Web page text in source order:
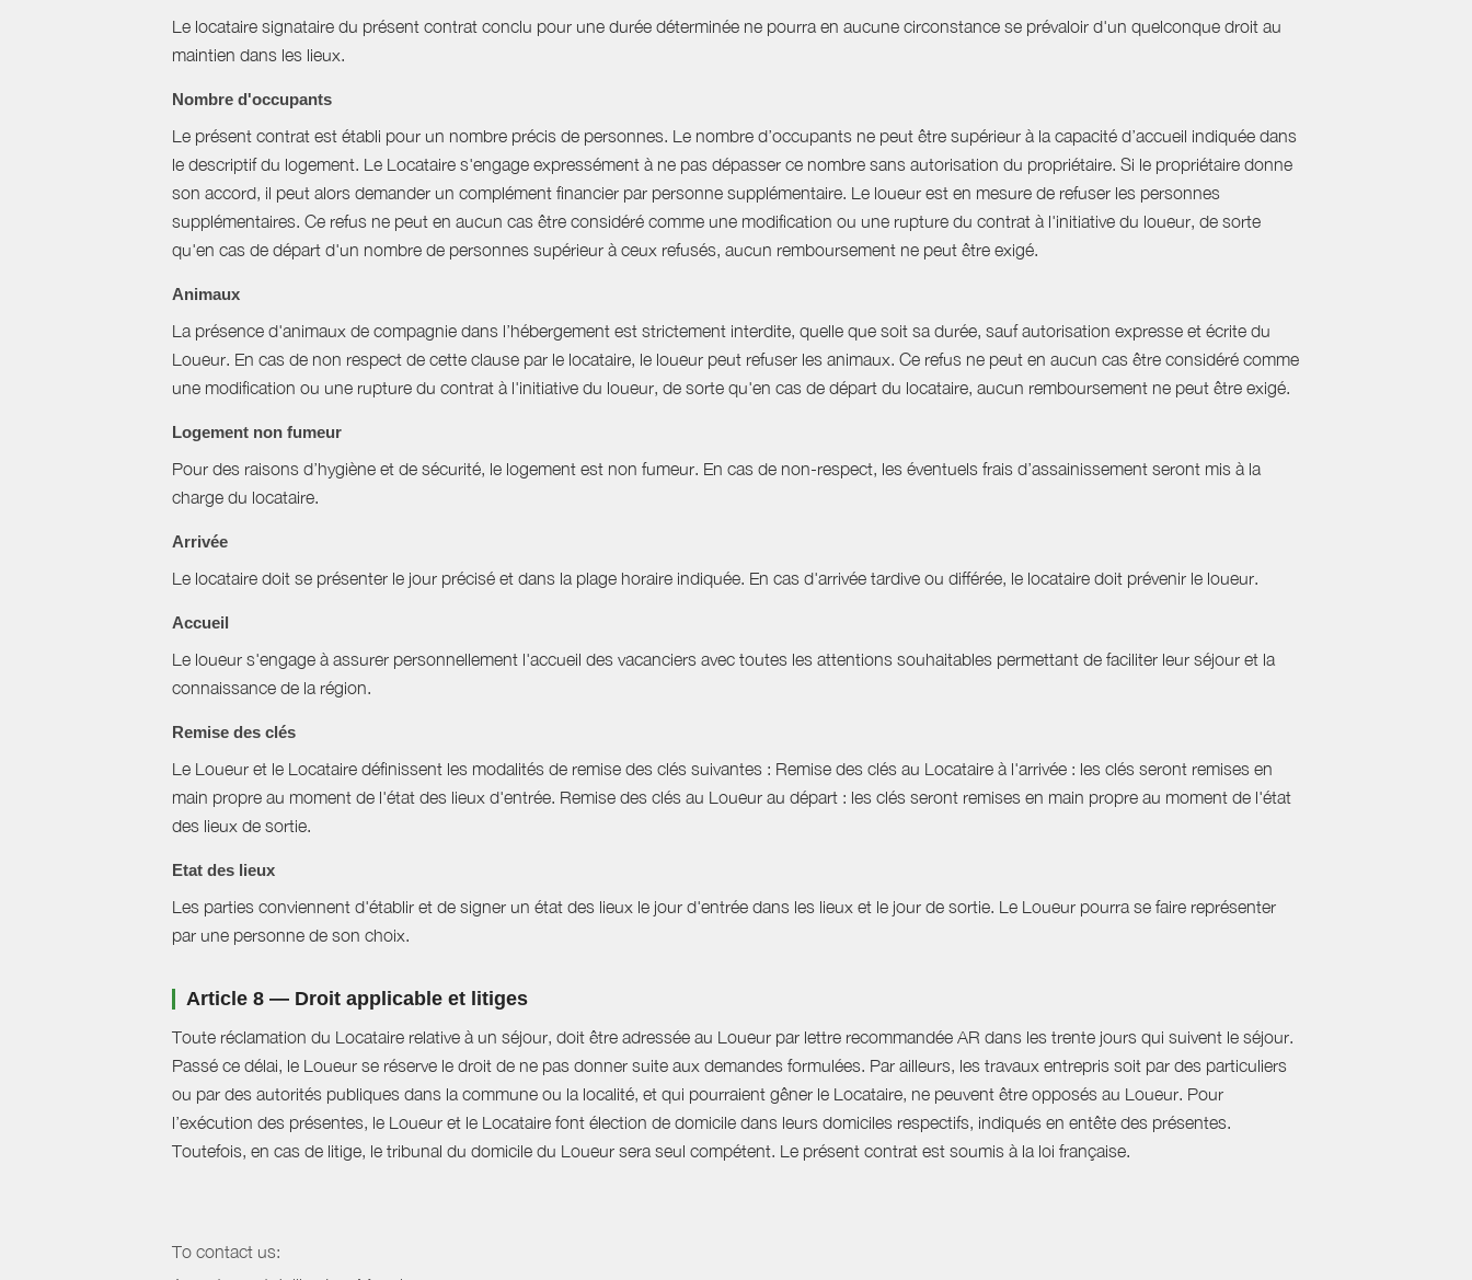
Le locataire signataire du présent contrat conclu pour une durée déterminée ne pourra en aucune circonstance se prévaloir d'un quelconque droit au
maintien dans les lieux.
Nombre d'occupants
Le présent contrat est établi pour un nombre précis de personnes. Le nombre d’occupants ne peut être supérieur à la capacité d’accueil indiquée dans
le descriptif du logement. Le Locataire s'engage expressément à ne pas dépasser ce nombre sans autorisation du propriétaire. Si le propriétaire donne
son accord, il peut alors demander un complément financier par personne supplémentaire. Le loueur est en mesure de refuser les personnes
supplémentaires. Ce refus ne peut en aucun cas être considéré comme une modification ou une rupture du contrat à l'initiative du loueur, de sorte
qu'en cas de départ d'un nombre de personnes supérieur à ceux refusés, aucun remboursement ne peut être exigé.
Animaux
La présence d'animaux de compagnie dans l’hébergement est strictement interdite, quelle que soit sa durée, sauf autorisation expresse et écrite du
Loueur. En cas de non respect de cette clause par le locataire, le loueur peut refuser les animaux. Ce refus ne peut en aucun cas être considéré comme
une modification ou une rupture du contrat à l'initiative du loueur, de sorte qu'en cas de départ du locataire, aucun remboursement ne peut être exigé.
Logement non fumeur
Pour des raisons d’hygiène et de sécurité, le logement est non fumeur. En cas de non-respect, les éventuels frais d’assainissement seront mis à la
charge du locataire.
Arrivée
Le locataire doit se présenter le jour précisé et dans la plage horaire indiquée. En cas d'arrivée tardive ou différée, le locataire doit prévenir le loueur.
Accueil
Le loueur s'engage à assurer personnellement l'accueil des vacanciers avec toutes les attentions souhaitables permettant de faciliter leur séjour et la
connaissance de la région.
Remise des clés
Le Loueur et le Locataire définissent les modalités de remise des clés suivantes : Remise des clés au Locataire à l'arrivée : les clés seront remises en
main propre au moment de l'état des lieux d'entrée. Remise des clés au Loueur au départ : les clés seront remises en main propre au moment de l'état
des lieux de sortie.
Etat des lieux
Les parties conviennent d'établir et de signer un état des lieux le jour d'entrée dans les lieux et le jour de sortie. Le Loueur pourra se faire représenter
par une personne de son choix.
Article 8 — Droit applicable et litiges
Toute réclamation du Locataire relative à un séjour, doit être adressée au Loueur par lettre recommandée AR dans les trente jours qui suivent le séjour.
Passé ce délai, le Loueur se réserve le droit de ne pas donner suite aux demandes formulées. Par ailleurs, les travaux entrepris soit par des particuliers
ou par des autorités publiques dans la commune ou la localité, et qui pourraient gêner le Locataire, ne peuvent être opposés au Loueur. Pour
l’exécution des présentes, le Loueur et le Locataire font élection de domicile dans leurs domiciles respectifs, indiqués en entête des présentes.
Toutefois, en cas de litige, le tribunal du domicile du Loueur sera seul compétent. Le présent contrat est soumis à la loi française.
To contact us: